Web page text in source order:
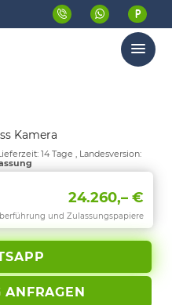
Menü
Kamera
14 Tage , Landesversion:
24.260,– €
und Zulassungspapiere
ANFRAGEN